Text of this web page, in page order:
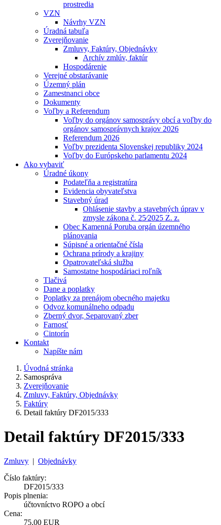
prostredia
VZN
Návrhy VZN
Úradná tabuľa
Zverejňovanie
Zmluvy, Faktúry, Objednávky
Archív zmlúv, faktúr
Hospodárenie
Verejné obstarávanie
Územný plán
Zamestnanci obce
Dokumenty
Voľby a Referendum
Voľby do orgánov samosprávy obcí a voľby do
orgánov samosprávnych krajov 2026
Referendum 2026
Voľby prezidenta Slovenskej republiky 2024
Voľby do Európskeho parlamentu 2024
Ako vybaviť
Úradné úkony
Podateľňa a registratúra
Evidencia obyvateľstva
Stavebný úrad
Ohlásenie stavby a stavebných úprav v
zmysle zákona č. 25⁄2025 Z. z.
Obec Kamenná Poruba orgán územného
plánovania
Súpisné a orientačné čísla
Ochrana prírody a krajiny
Opatrovateľská služba
Samostatne hospodáriaci roľník
Tlačivá
Dane a poplatky
Poplatky za prenájom obecného majetku
Odvoz komunálneho odpadu
Zberný dvor, Separovaný zber
Farnosť
Cintorín
Kontakt
Napíšte nám
Úvodná stránka
Samospráva
Zverejňovanie
Zmluvy, Faktúry, Objednávky
Faktúry
Detail faktúry DF2015/333
Detail faktúry DF2015/333
Zmluvy | Objednávky
Číslo faktúry:
DF2015/333
Popis plnenia:
účtovníctvo ROPO a obcí
Cena:
75,00 EUR